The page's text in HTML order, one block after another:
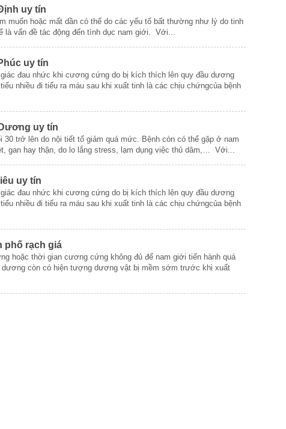
uy tín
muốn hoặc mất dần có thể do các yếu tố bất thường như lý do tinh
vấn đề tác động đến tình dục nam giới. Với...
uy tín
đau nhức khi cương cứng do bị kích thích lên quy đầu dương
nhiều đi tiểu ra máu sau khi xuất tinh là các chịu chứngcủa bệnh
uy tín
trở lên do nội tiết tố giảm quá mức. Bệnh còn có thể gặp ở nam
gan hay thận, do lo lắng stress, lạm dụng việc thủ dâm,… Với...
uy tín
đau nhức khi cương cứng do bị kích thích lên quy đầu dương
nhiều đi tiểu ra máu sau khi xuất tinh là các chịu chứngcủa bệnh
phố rạch giá
hoặc thời gian cương cứng không đủ để nam giới tiến hành quá
còn có hiện tượng dương vật bị mềm sớm trước khi xuất